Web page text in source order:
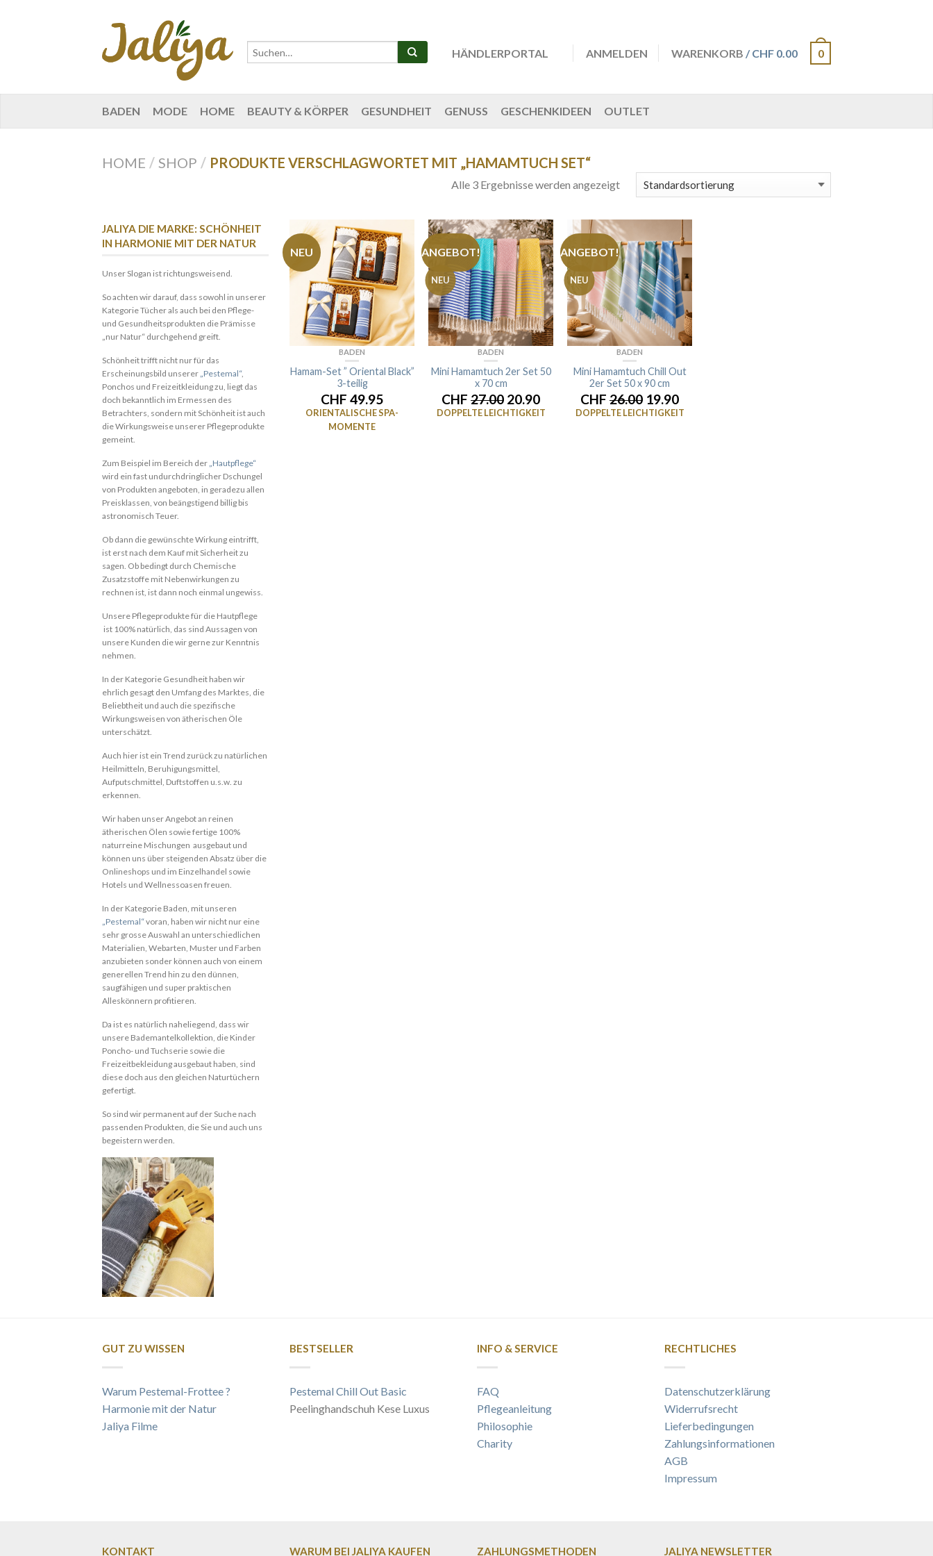
HÄNDLERPORTAL ANMELDEN WARENKORB / CHF 0.00 0
BADEN MODE HOME BEAUTY & KÖRPER GESUNDHEIT GENUSS GESCHENKIDEEN OUTLET
HOME / SHOP / PRODUKTE VERSCHLAGWORTET MIT „HAMAMTUCH SET“
Alle 3 Ergebnisse werden angezeigt
NEU
BADEN
Hamam-Set ” Oriental Black”
3-teilig
CHF 49.95
ORIENTALISCHE SPA-
MOMENTE
NEU
ANGEBOT!
BADEN
Mini Hamamtuch 2er Set 50
x 70 cm
CHF 27.00 20.90
DOPPELTE LEICHTIGKEIT
NEU
ANGEBOT!
BADEN
Mini Hamamtuch Chill Out
2er Set 50 x 90 cm
CHF 26.00 19.90
DOPPELTE LEICHTIGKEIT
JALIYA DIE MARKE: SCHÖNHEIT
IN HARMONIE MIT DER NATUR
Unser Slogan ist richtungsweisend.
So achten wir darauf, dass sowohl in unserer
Kategorie Tücher als auch bei den Pflege-
und Gesundheitsprodukten die Prämisse
„nur Natur“ durchgehend greift.
Schönheit trifft nicht nur für das
Erscheinungsbild unserer „Pestemal“,
Ponchos und Freizeitkleidung zu, liegt das
doch bekanntlich im Ermessen des
Betrachters, sondern mit Schönheit ist auch
die Wirkungsweise unserer Pflegeprodukte
gemeint.
Zum Beispiel im Bereich der „Hautpflege“
wird ein fast undurchdringlicher Dschungel
von Produkten angeboten, in geradezu allen
Preisklassen, von beängstigend billig bis
astronomisch Teuer.
Ob dann die gewünschte Wirkung eintrifft,
ist erst nach dem Kauf mit Sicherheit zu
sagen. Ob bedingt durch Chemische
Zusatzstoffe mit Nebenwirkungen zu
rechnen ist, ist dann noch einmal ungewiss.
Unsere Pflegeprodukte für die Hautpflege
ist 100% natürlich, das sind Aussagen von
unsere Kunden die wir gerne zur Kenntnis
nehmen.
In der Kategorie Gesundheit haben wir
ehrlich gesagt den Umfang des Marktes, die
Beliebtheit und auch die spezifische
Wirkungsweisen von ätherischen Öle
unterschätzt.
Auch hier ist ein Trend zurück zu natürlichen
Heilmitteln, Beruhigungsmittel,
Aufputschmittel, Duftstoffen u.s.w. zu
erkennen.
Wir haben unser Angebot an reinen
ätherischen Ölen sowie fertige 100%
naturreine Mischungen ausgebaut und
können uns über steigenden Absatz über die
Onlineshops und im Einzelhandel sowie
Hotels und Wellnessoasen freuen.
In der Kategorie Baden, mit unseren
„Pestemal“voran, haben wir nicht nur eine
sehr grosse Auswahl an unterschiedlichen
Materialien, Webarten, Muster und Farben
anzubieten sonder können auch von einem
generellen Trend hin zu den dünnen,
saugfähigen und super praktischen
Alleskönnern profitieren.
Da ist es natürlich naheliegend, dass wir
unsere Bademantelkollektion, die Kinder
Poncho- und Tuchserie sowie die
Freizeitbekleidung ausgebaut haben, sind
diese doch aus den gleichen Naturtüchern
gefertigt.
So sind wir permanent auf der Suche nach
passenden Produkten, die Sie und auch uns
begeistern werden.
GUT ZU WISSEN
Warum Pestemal-Frottee ?
Harmonie mit der Natur
Jaliya Filme
BESTSELLER
Pestemal Chill Out Basic
Peelinghandschuh Kese Luxus
INFO & SERVICE
FAQ
Pflegeanleitung
Philosophie
Charity
RECHTLICHES
Datenschutzerklärung
Widerrufsrecht
Lieferbedingungen
Zahlungsinformationen
AGB
Impressum
KONTAKT WARUM BEI JALIYA KAUFEN ZAHLUNGSMETHODEN JALIYA NEWSLETTER